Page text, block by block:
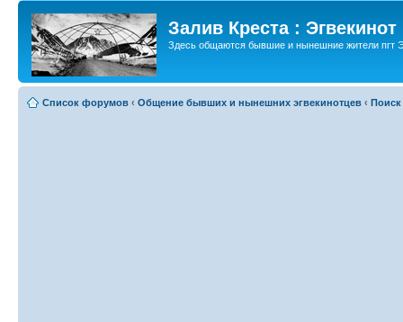
Залив Креста : Эгвекинот
Здесь общаются бывшие и нынешние жители пгт
Список форумов ‹ Общение бывших и нынешних эгвекинотцев ‹ Поиск